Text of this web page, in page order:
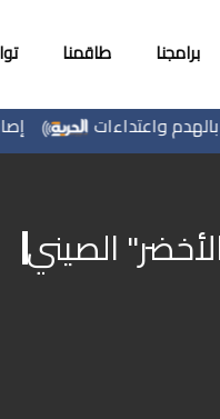
برامجنا طاقمنا
واعتداءات
الصيني